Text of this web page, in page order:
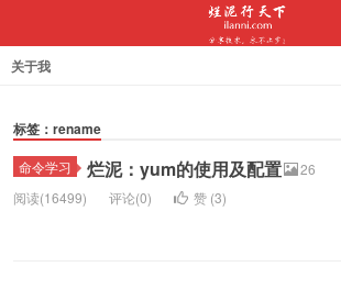
关于我
标签：rename
命令学习 烂泥：yum的使用及配置
26
阅读(16499)
评论(0) 赞 (3)